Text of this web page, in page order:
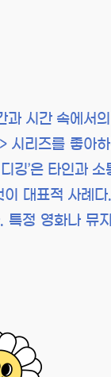
시간 속에서
시리즈를 좋
깅’은 타인과
대표적 사례
정 영화나 뮤